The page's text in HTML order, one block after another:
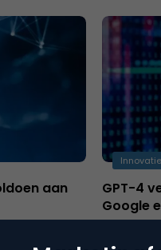
aan
Innovatie
GPT-4
Google